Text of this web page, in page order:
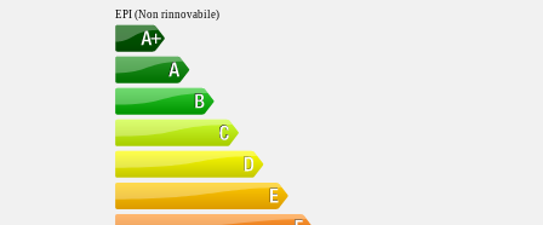
EPI (Non rinnovabile)